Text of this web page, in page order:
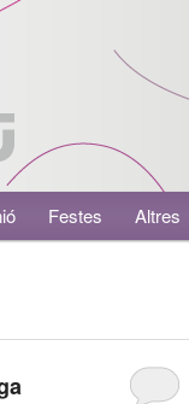
Festes Altres